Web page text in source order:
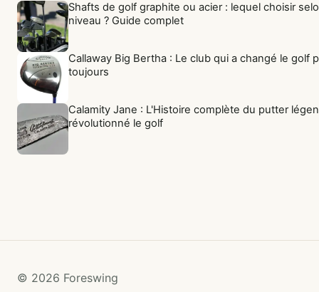
Shafts de golf graphite ou acier : lequel choisir
niveau ? Guide complet
Callaway Big Bertha : Le club qui a changé le golf
toujours
Calamity Jane : L'Histoire complète du putter
révolutionné le golf
© 2026 Foreswing